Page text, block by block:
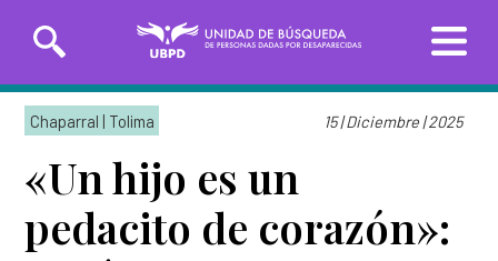
Saltar
contenido
Solicitudes de búsqueda
Entrega de información
INICIO
Chaparral | Tolima 15 | Diciembre | 2025
«Un hijo es un
pedacito de corazón»: